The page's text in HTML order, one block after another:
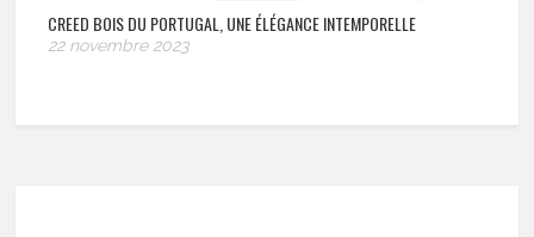
CREED BOIS DU PORTUGAL, UNE ÉLÉGANCE INTEMPORELLE
22 novembre 2023